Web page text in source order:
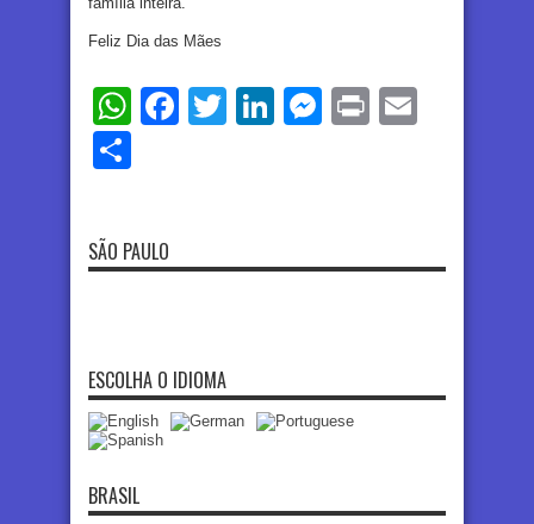
Feliz Dia das Mães
WhatsApp
Facebook
TwitterLinkedIn
Messenger
Print
SÃO PAULO
ESCOLHA O IDIOMA
BRASIL